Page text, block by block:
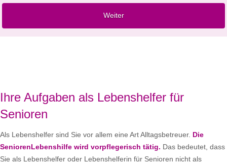
Ihre Aufgaben als Lebenshelfer für
Senioren
Als Lebenshelfer sind Sie vor allem eine Art Alltagsbetreuer. Die
SeniorenLebenshilfe wird vorpflegerisch tätig. Das bedeutet, dass
Sie als Lebenshelfer oder Lebenshelferin für Senioren nicht als